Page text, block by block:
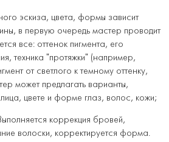
эскиза, цвета, формы зависит
в первую очередь мастер проводит
все: оттенок пигмента, его
техника "протяжки" (например,
от светлого к темному оттенку,
может предлагать варианты,
цвете и форме глаз, волос, кожи;
коррекция бровей,
волоски, корректируется форма.